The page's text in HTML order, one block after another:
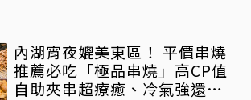
內湖宵夜媲美東區！ 平價串燒
推薦必吃「極品串燒」高CP值
自助夾串超療癒、冷氣強還不